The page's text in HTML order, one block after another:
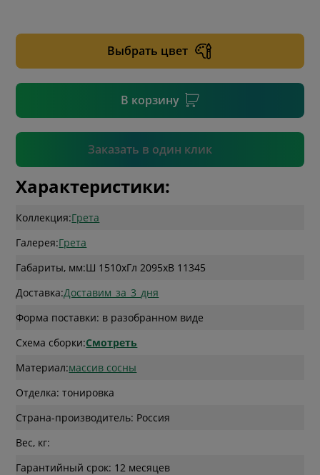
Выбрать цвет
В корзину
Заказать в один клик
* необязательное поле
Подтвердить
Характеристики:
Коллекция:Грета
Галерея:Грета
Габариты, мм:Ш 1510xГл 2095xВ 11345
Доставка:Доставим_за_3_дня
Форма поставки: в разобранном виде
Схема сборки:Смотреть
Материал:массив сосны
Отделка: тонировка
Страна-производитель: Россия
Вес, кг:
Гарантийный срок: 12 месяцев